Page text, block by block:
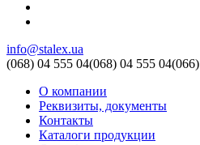
info@stalex.ua
(068) 04 555 04(068) 04 555 04(066)
О компании
Реквизиты, документы
Контакты
Каталоги продукции